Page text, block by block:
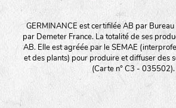
GERMINANCE est certifilée AB par
par Demeter France. La totalité de ses
AB. Elle est agréée par le SEMAE
et des plants) pour produire et diffuser des
(Carte n° C3 - 035502).